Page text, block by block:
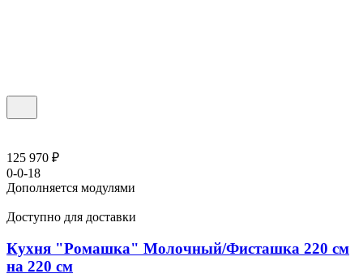
125 970 ₽
0-0-18
Дополняется модулями
Доступно для доставки
Кухня "Ромашка" Молочный/Фисташка 220 см
на 220 см